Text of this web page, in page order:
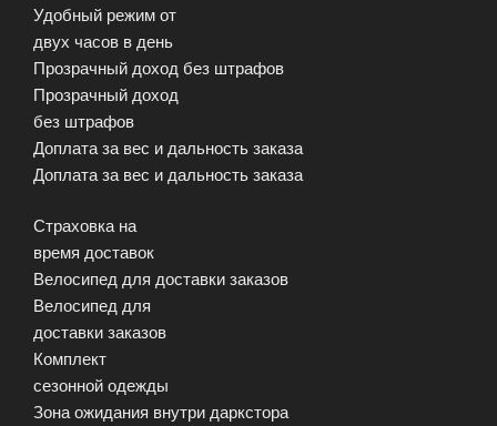
Удобный режим от
двух часов в день
Прозрачный доход без штрафов
Прозрачный доход
без штрафов
Доплата за вес и дальность заказа
Доплата за вес и дальность заказа
Страховка на
время доставок
Велосипед для доставки заказов
Велосипед для
доставки заказов
Комплект
сезонной одежды
Зона ожидания внутри даркстора